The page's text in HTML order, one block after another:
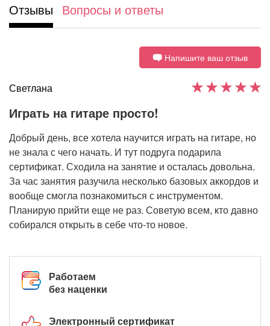
Отзывы Вопросы и ответы
Напишите ваш отзыв
Светлана
Играть на гитаре просто!
Добрый день, все хотела научится играть на гитаре, но
не знала с чего начать. И тут подруга подарила
сертификат. Сходила на занятие и осталась довольна.
За час занятия разучила несколько базовых аккордов и
вообще смогла познакомиться с инструментом.
Планирую прийти еще не раз. Советую всем, кто давно
собирался открыть в себе что-то новое.
Работаем
без наценки
Электронный сертификат